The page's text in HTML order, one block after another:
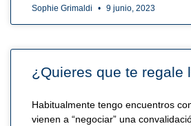
Sophie Grimaldi 9 junio, 2023
¿Quieres que te regale
Habitualmente tengo encuentros
vienen a “negociar” una